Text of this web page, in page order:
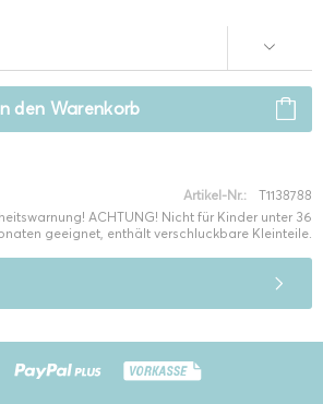
den Warenkorb
Artikel-Nr.:
T1138788
ACHTUNG! Nicht für Kinder unter 36
geeignet, enthält verschluckbare Kleinteile.